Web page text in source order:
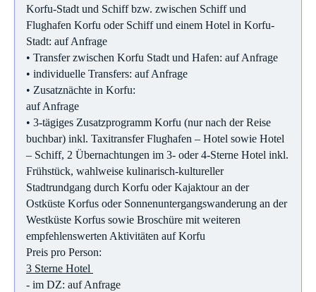
Korfu-Stadt und Schiff bzw. zwischen Schiff und
Flughafen Korfu oder Schiff und einem Hotel in Korfu-
Stadt: auf Anfrage
• Transfer zwischen Korfu Stadt und Hafen: auf Anfrage
• individuelle Transfers: auf Anfrage
• Zusatznächte in Korfu:
auf Anfrage
• 3-tägiges Zusatzprogramm Korfu (nur nach der Reise
buchbar) inkl. Taxitransfer Flughafen – Hotel sowie Hotel
– Schiff, 2 Übernachtungen im 3- oder 4-Sterne Hotel inkl.
Frühstück, wahlweise kulinarisch-kultureller
Stadtrundgang durch Korfu oder Kajaktour an der
Ostküste Korfus oder Sonnenuntergangswanderung an der
Westküste Korfus sowie Broschüre mit weiteren
empfehlenswerten Aktivitäten auf Korfu
Preis pro Person:
3 Sterne Hotel
- im DZ: auf Anfrage